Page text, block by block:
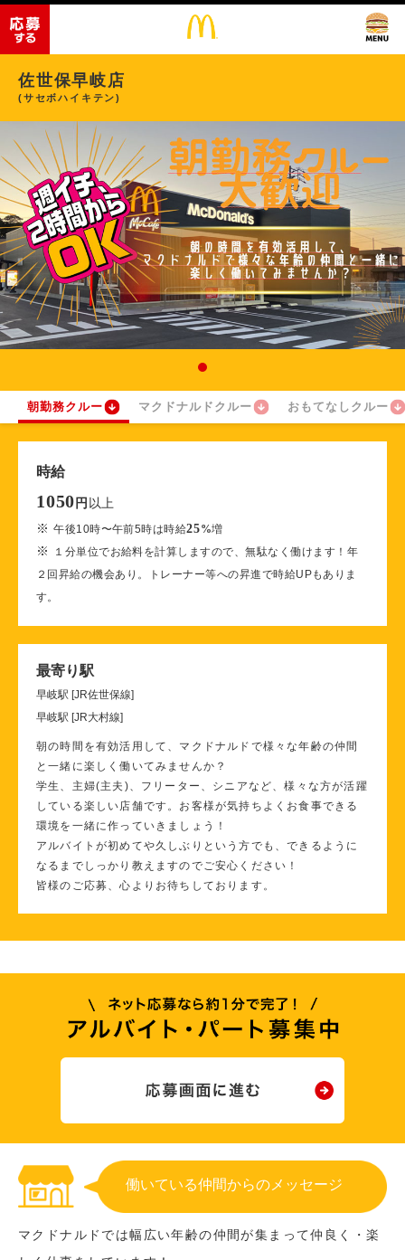
佐世保早岐店
(サセボハイキテン)
朝勤務クルー マクドナルドクルー おもてなしクルー
時給
1050 円 以上
※午後10時〜午前5時は時給25%増
※
１分単位でお給料を計算しますので、無駄なく働けます！年
２回昇給の機会あり。トレーナー等への昇進で時給UPもありま
す。
最寄り駅
早岐駅 [JR佐世保線]
早岐駅 [JR大村線]
朝の時間を有効活用して、マクドナルドで様々な年齢の仲間
と一緒に楽しく働いてみませんか？
学生、主婦(主夫)、フリーター、シニアなど、様々な方が活躍
している楽しい店舗です。お客様が気持ちよくお食事できる
環境を一緒に作っていきましょう！
アルバイトが初めてや久しぶりという方でも、できるように
なるまでしっかり教えますのでご安心ください！
皆様のご応募、心よりお待ちしております。
働いている仲間からのメッセージ
マクドナルドでは幅広い年齢の仲間が集まって仲良く・楽